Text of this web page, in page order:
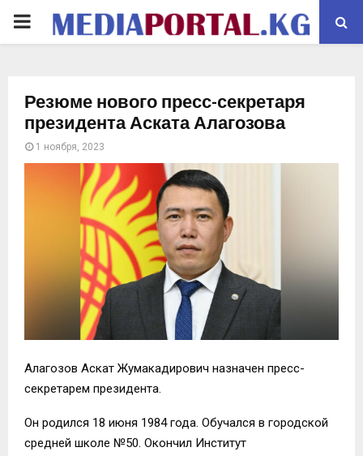
PRIMARY
Резюме нового пресс-секретаря
президента Аската Алагозова
1 ноября, 2023
Алагозов Аскат Жумакадирович назначен пресс-
секретарем президента.
Он родился 18 июня 1984 года. Обучался в городской
средней школе №50. Окончил Институт